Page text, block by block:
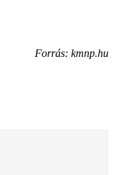
Forrás: kmnp.hu